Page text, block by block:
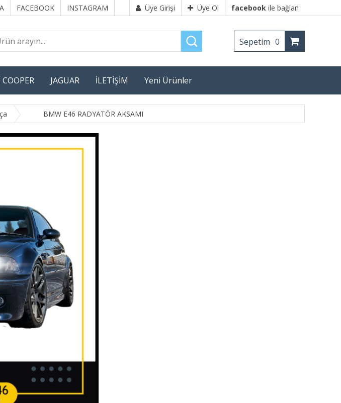
FACEBOOK INSTAGRAM Üye Girişi Üye Ol facebook ile bağlan
Sepetim 0
JAGUAR İLETİŞİM Yeni Ürünler
BMW E46 RADYATÖR AKSAMI